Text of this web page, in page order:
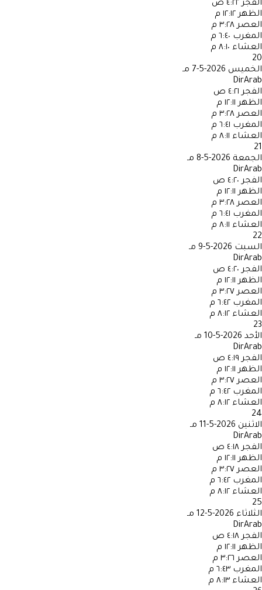
الفجر ٤:٢٢ ص
الظهر ١٢:١٢ م
العصر ٣:٢٨ م
المغرب ٦:٤٠ م
العشاء ٨:١٠ م
20
الخميس 2026-5-7 مـ
DirArab
الفجر ٤:٢١ ص
الظهر ١٢:١١ م
العصر ٣:٢٨ م
المغرب ٦:٤١ م
العشاء ٨:١١ م
21
الجمعة 2026-5-8 مـ
DirArab
الفجر ٤:٢٠ ص
الظهر ١٢:١١ م
العصر ٣:٢٨ م
المغرب ٦:٤١ م
العشاء ٨:١١ م
22
السبت 2026-5-9 مـ
DirArab
الفجر ٤:٢٠ ص
الظهر ١٢:١١ م
العصر ٣:٢٧ م
المغرب ٦:٤٢ م
العشاء ٨:١٢ م
23
الأحد 2026-5-10 مـ
DirArab
الفجر ٤:١٩ ص
الظهر ١٢:١١ م
العصر ٣:٢٧ م
المغرب ٦:٤٢ م
العشاء ٨:١٢ م
24
الاثنين 2026-5-11 مـ
DirArab
الفجر ٤:١٨ ص
الظهر ١٢:١١ م
العصر ٣:٢٧ م
المغرب ٦:٤٢ م
العشاء ٨:١٢ م
25
الثلاثاء 2026-5-12 مـ
DirArab
الفجر ٤:١٨ ص
الظهر ١٢:١١ م
العصر ٣:٢٦ م
المغرب ٦:٤٣ م
العشاء ٨:١٣ م